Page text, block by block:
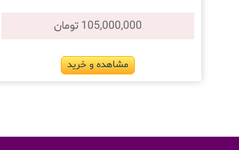
105,000,000 تومان
مشاهده و خرید